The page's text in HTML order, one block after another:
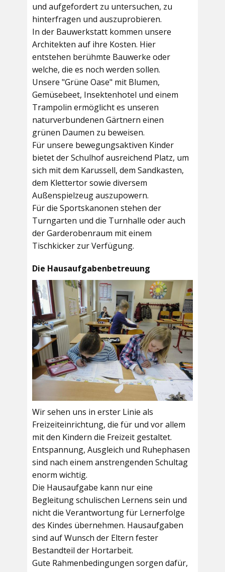
und aufgefordert zu untersuchen, zu
hinterfragen und auszuprobieren.
In der Bauwerkstatt kommen unsere
Architekten auf ihre Kosten. Hier
entstehen berühmte Bauwerke oder
welche, die es noch werden sollen.
Unsere "Grüne Oase" mit Blumen,
Gemüsebeet, Insektenhotel und einem
Trampolin ermöglicht es unseren
naturverbundenen Gärtnern einen
grünen Daumen zu beweisen.
Für unsere bewegungsaktiven Kinder
bietet derSchulhofausreichend Platz, um
sich mit dem Karussell, dem Sandkasten,
dem Klettertor sowie diversem
Außenspielzeug auszupowern.
Für die Sportskanonen stehen der
Turngarten und die Turnhalle oder auch
derGarderobenraum mit einem
Tischkicker zur Verfügung.
Die Hausaufgabenbetreuung
Wir sehen uns in erster Linie als
Freizeiteinrichtung, die für und vor allem
mit den Kindern die Freizeit gestaltet.
Entspannung, Ausgleich und Ruhephasen
sind nach einem anstrengenden Schultag
enorm wichtig.
Die Hausaufgabe kann nur eine
Begleitung schulischen Lernens sein und
nicht die Verantwortung für Lernerfolge
des Kindes übernehmen. Hausaufgaben
sind auf Wunsch der Eltern fester
Bestandteil der Hortarbeit.
Gute Rahmenbedingungen sorgen dafür,